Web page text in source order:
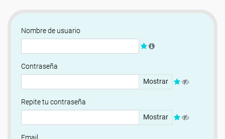
Nombre de usuario
Contraseña
Mostrar
Repite tu contraseña
Mostrar
Email